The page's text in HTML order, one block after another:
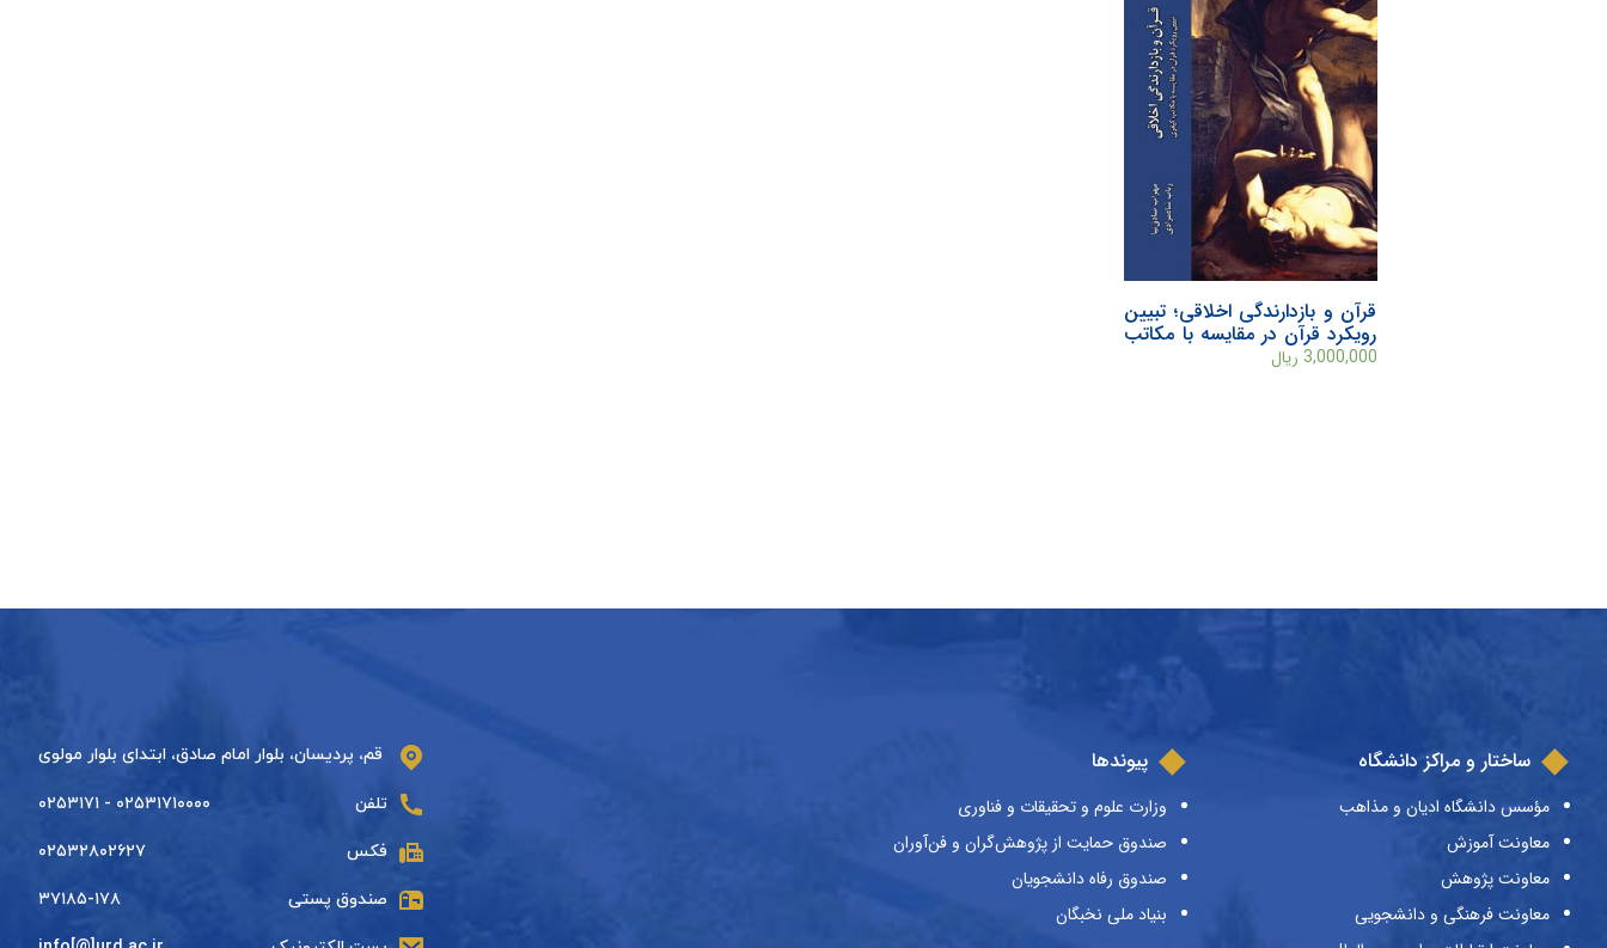
قرآن و بازدارندگی اخلاقی؛ تبیین
رویکرد قرآن در مقایسه با مکاتب
کیفری
3,000,000 ریال
ساختار و مراکز دانشگاه
مؤسس دانشگاه ادیان و مذاهب
معاونت آموزش
معاونت پژوهش
معاونت فرهنگی و دانشجویی
پیوندها
وزارت علوم و تحقیقات و فناوری
صندوق حمایت از پژوهش‌گران و فن‌آوران
صندوق رفاه دانشجویان
بنیاد ملی نخبگان
قم، پردیسان، بلوار امام صادق، ابتدای بلوار مولوی
تلفن ۰۲۵۳۱۷۱۰۰۰۰ - ۰۲۵۳۱۷۱
فکس ۰۲۵۳۲۸۰۲۶۲۷
صندوق پستی ۳۷۱۸۵-۱۷۸